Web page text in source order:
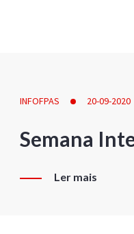
INFOFPAS 20-09-2020
Semana
Ler mais